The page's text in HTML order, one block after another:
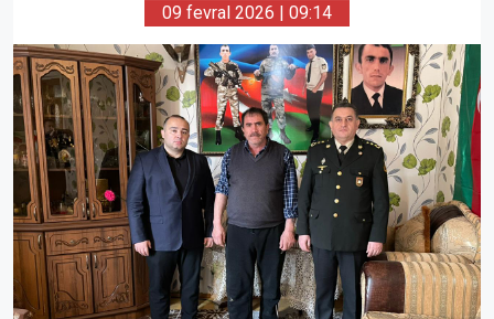
09 fevral 2026 | 09:14